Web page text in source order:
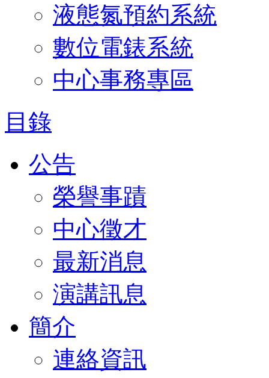
液態氮預約系統
數位電錶系統
中心事務專區
目錄
公告
榮譽事蹟
中心徵才
最新消息
演講訊息
簡介
連絡資訊